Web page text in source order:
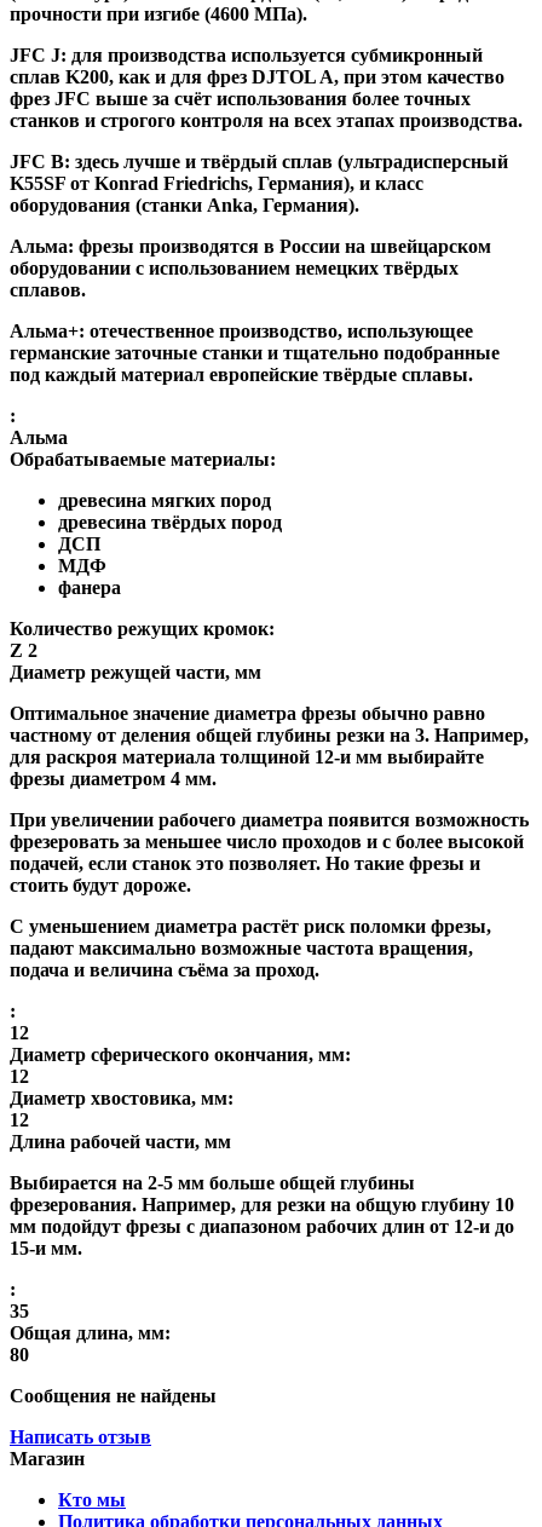
прочности при изгибе (4600 МПа).
JFC J: для производства используется субмикронный
сплав K200, как и для фрез DJTOL A, при этом качество
фрез JFC выше за счёт использования более точных
станков и строгого контроля на всех этапах производства.
JFC B: здесь лучше и твёрдый сплав (ультрадисперсный
K55SF от Konrad Friedrichs, Германия), и класс
оборудования (станки Anka, Германия).
Альма: фрезы производятся в России на швейцарском
оборудовании с использованием немецких твёрдых
сплавов.
Альма+: отечественное производство, использующее
германские заточные станки и тщательно подобранные
под каждый материал европейские твёрдые сплавы.
:
Альма
Обрабатываемые материалы:
древесина мягких пород
древесина твёрдых пород
ДСП
МДФ
фанера
Количество режущих кромок:
Z 2
Диаметр режущей части, мм
Оптимальное значение диаметра фрезы обычно равно
частному от деления общей глубины резки на 3. Например,
для раскроя материала толщиной 12-и мм выбирайте
фрезы диаметром 4 мм.
При увеличении рабочего диаметра появится возможность
фрезеровать за меньшее число проходов и с более высокой
подачей, если станок это позволяет. Но такие фрезы и
стоить будут дороже.
С уменьшением диаметра растёт риск поломки фрезы,
падают максимально возможные частота вращения,
подача и величина съёма за проход.
:
12
Диаметр сферического окончания, мм:
12
Диаметр хвостовика, мм:
12
Длина рабочей части, мм
Выбирается на 2-5 мм больше общей глубины
фрезерования. Например, для резки на общую глубину 10
мм подойдут фрезы с диапазоном рабочих длин от 12-и до
15-и мм.
:
35
Общая длина, мм:
80
Сообщения не найдены
Написать отзыв
Магазин
Кто мы
Политика обработки персональных данных